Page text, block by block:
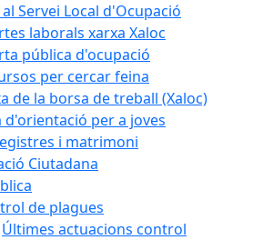
Servei Local d'Ocupació
laborals xarxa Xaloc
pública d'ocupació
per cercar feina
de la borsa de treball (Xaloc)
d'orientació per a joves
i matrimoni
Ciutadana
de plagues
Últimes actuacions control